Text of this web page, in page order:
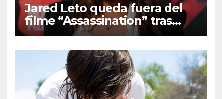
Jared Leto queda fuera del
filme “Assassination” tras
resurgir denuncias de